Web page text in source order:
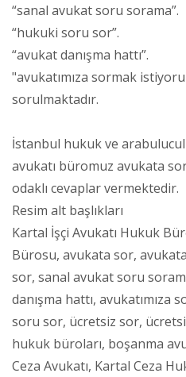
“sanal avukat soru sorama”.
“hukuki soru sor”.
“avukat danışma hattı”.
"avukatımıza sormak
sorulmaktadır.
İstanbul hukuk ve
avukatı büromuz avukata
odaklı cevaplar vermektedir.
Resim alt başlıkları
Kartal İşçi Avukatı Hukuk
Bürosu, avukata sor,
sor, sanal avukat soru
danışma hattı,
soru sor, ücretsiz sor,
hukuk büroları, boşanma
Ceza Avukatı, Kartal Ceza